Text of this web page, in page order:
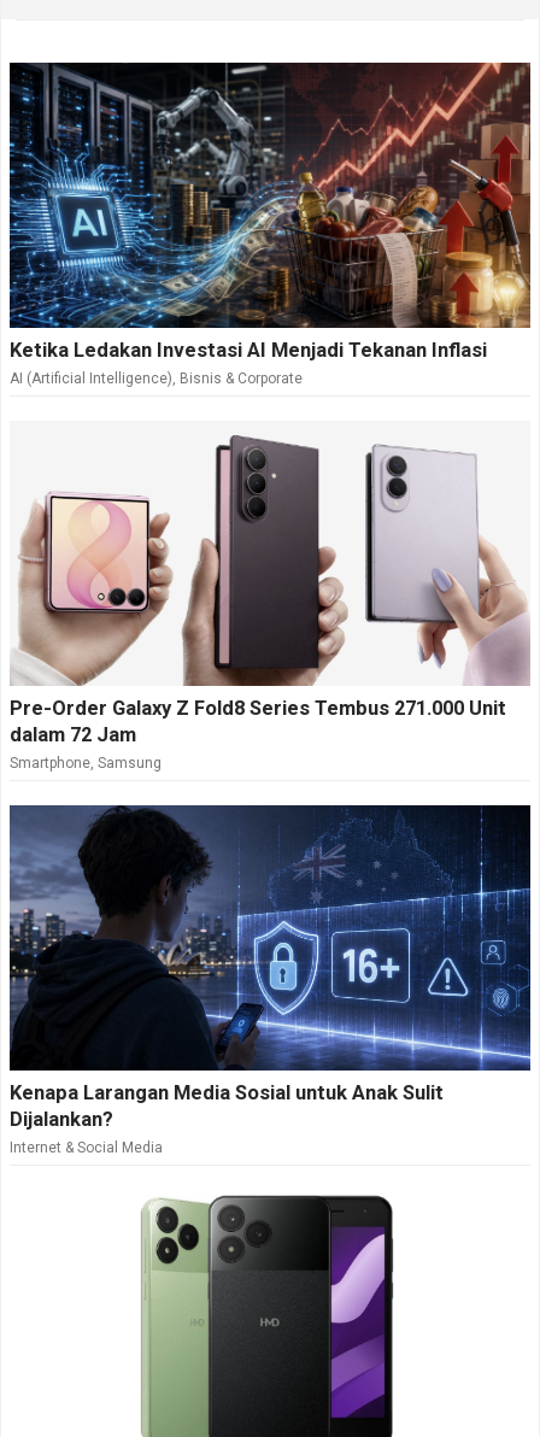
Ketika Ledakan Investasi AI Menjadi Tekanan Inflasi
AI (Artificial Intelligence), Bisnis & Corporate
Pre-Order Galaxy Z Fold8 Series Tembus 271.000 Unit
dalam 72 Jam
Smartphone, Samsung
Kenapa Larangan Media Sosial untuk Anak Sulit
Dijalankan?
Internet & Social Media